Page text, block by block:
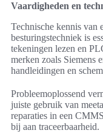
Vaardigheden en
Technische kennis van
besturingstechniek is
tekeningen lezen en
merken zoals Siemens
handleidingen en
Probleemoplossend
juiste gebruik van
reparaties in een
bij aan traceerbaarheid.